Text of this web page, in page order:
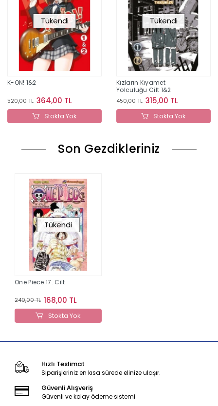
Tükendi
K-ON! 1&2
520,00 TL 364,00 TL
Stokta Yok
Tükendi
Kızların Kıyamet
Yolculuğu Cilt 1&2
450,00 TL 315,00 TL
Stokta Yok
Son Gezdikleriniz
Tükendi
One Piece 17. Cilt
240,00 TL 168,00 TL
Stokta Yok
Hızlı Teslimat
Siparişleriniz en kısa sürede elinize ulaşır.
Güvenli Alışveriş
Güvenli ve kolay ödeme sistemi